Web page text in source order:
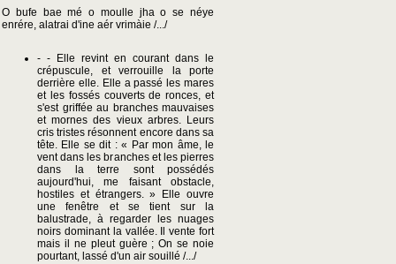
O bufe bae mé o moulle jha o se néye
enrére, alatrai d'ine aér vrimàie /.../
- - Elle revint en courant dans le
crépuscule, et verrouille la porte
derrière elle. Elle a passé les mares
et les fossés couverts de ronces, et
s'est griffée au branches mauvaises
et mornes des vieux arbres. Leurs
cris tristes résonnent encore dans sa
tête. Elle se dit : « Par mon âme, le
vent dans les branches et les pierres
dans la terre sont possédés
aujourd'hui, me faisant obstacle,
hostiles et étrangers. » Elle ouvre
une fenêtre et se tient sur la
balustrade, à regarder les nuages
noirs dominant la vallée. Il vente fort
mais il ne pleut guère ; On se noie
pourtant, lassé d'un air souillé /.../